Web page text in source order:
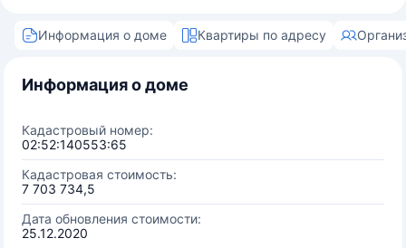
Информация о доме Квартиры по адресу
Информация о доме
Кадастровый номер:
02:52:140553:65
Кадастровая стоимость:
7 703 734,5
Дата обновления стоимости:
25.12.2020